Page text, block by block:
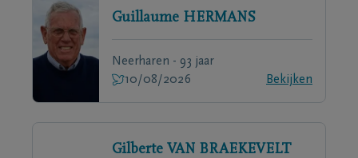
Guillaume HERMANS
Neerharen - 93 jaar
10/08/2026
Bekijken
Gilberte VAN BRAEKEVELT